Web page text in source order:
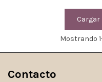
Mostrando 1
Contacto